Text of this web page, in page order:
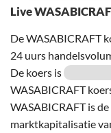
Live
De WASABICRAFT
24 uurs
De koers is
WASABICRAFT
WASABICRAFT is
marktkapitalisatie